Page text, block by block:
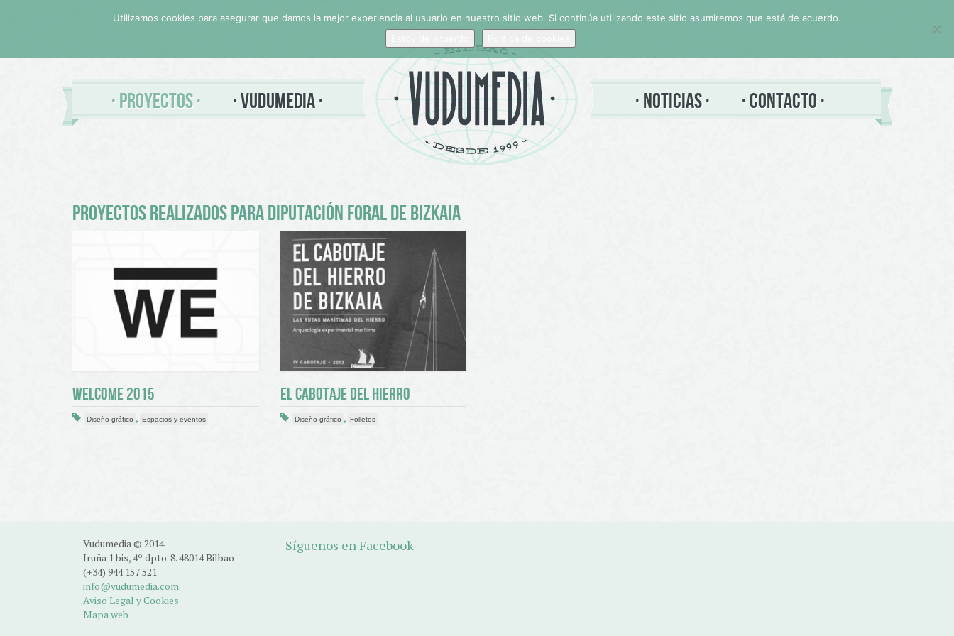
PROYECTOS VUDUMEDIA NOTICIAS CONTACTO
PROYECTOS REALIZADOS PARA DIPUTACIÓN FORAL DE BIZKAIA
WELCOME 2015
Diseño gráfico , Espacios y eventos
EL CABOTAJE DEL HIERRO
Diseño gráfico , Folletos
Vudumedia © 2014
Iruña 1 bis, 4º dpto. 8. 48014 Bilbao
(+34) 944 157 521
info@vudumedia.com
Aviso Legal y Cookies
Mapa web
Síguenos en Facebook
Utilizamos cookies para asegurar que damos la mejor experiencia al usuario en nuestro sitio web. Si continúa utilizando este sitio asumiremos que está de acuerdo.